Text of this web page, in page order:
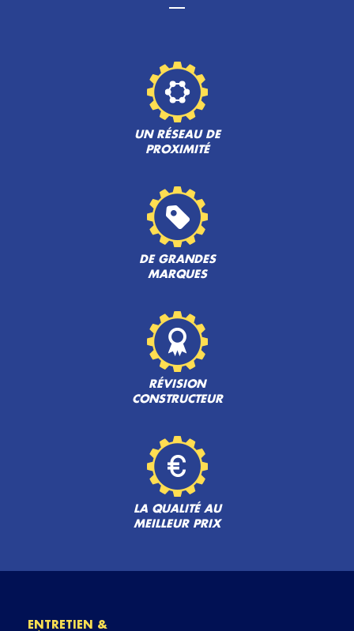
UN RÉSEAU DE
PROXIMITÉ
DE GRANDES
MARQUES
RÉVISION
CONSTRUCTEUR
LA QUALITÉ AU
MEILLEUR PRIX
ENTRETIEN &